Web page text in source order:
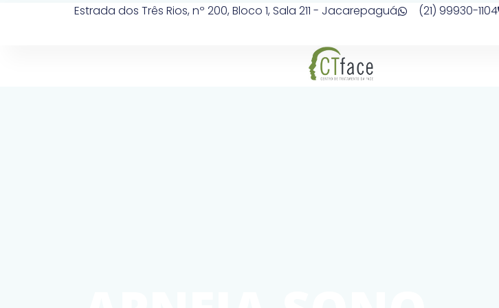
Estrada dos Três Rios, nº 200, Bloco 1, Sala 211 - Jacarepaguá (21) 99930-1104